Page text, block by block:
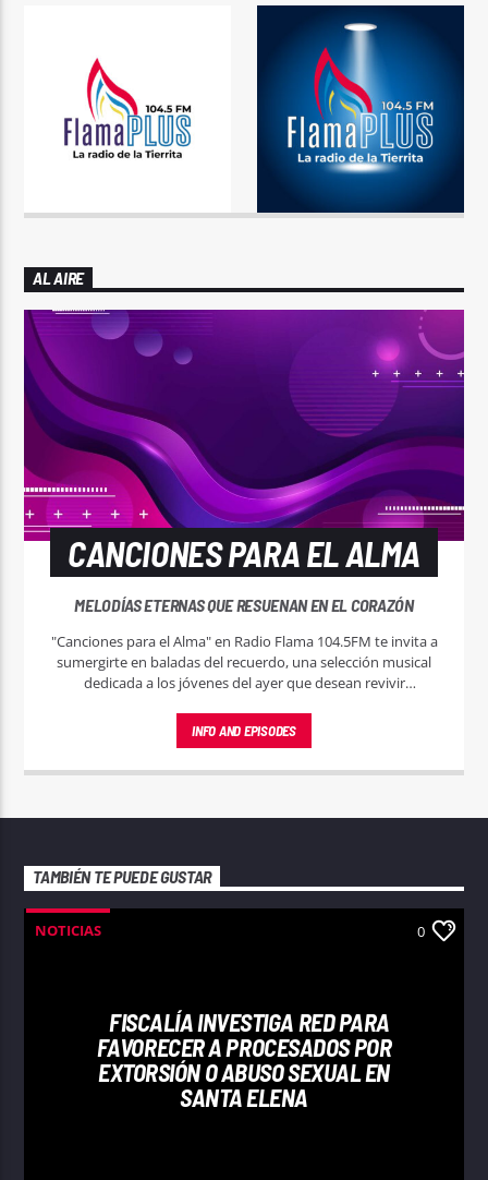
AL AIRE
CANCIONES PARA EL ALMA
MELODÍAS ETERNAS QUE RESUENAN EN EL CORAZÓN
"Canciones para el Alma" en Radio Flama 104.5FM te invita a
sumergirte en baladas del recuerdo, una selección musical
dedicada a los jóvenes del ayer que desean revivir
su juventud.
INFO AND EPISODES
TAMBIÉN TE PUEDE GUSTAR
NOTICIAS 0
FISCALÍA INVESTIGA RED PARA
FAVORECER A PROCESADOS POR
EXTORSIÓN O ABUSO SEXUAL EN
SANTA ELENA